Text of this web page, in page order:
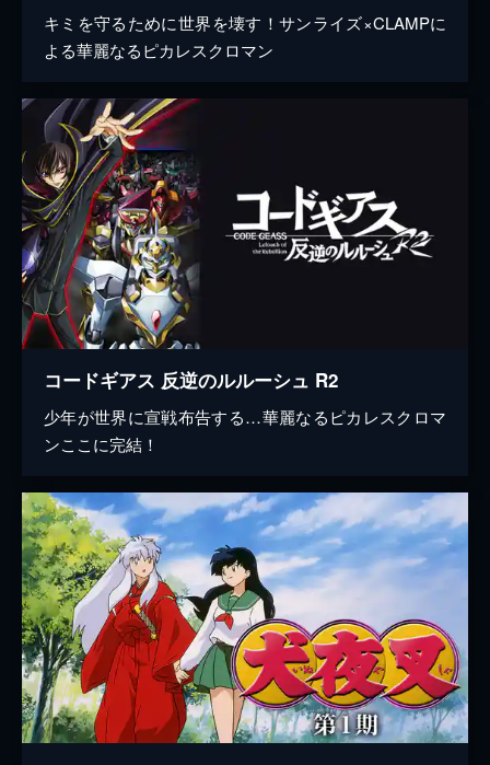
キミを守るために世界を壊す！サンライズ×CLAMPに
よる華麗なるピカレスクロマン
コードギアス 反逆のルルーシュ R2
少年が世界に宣戦布告する…華麗なるピカレスクロマ
ンここに完結！